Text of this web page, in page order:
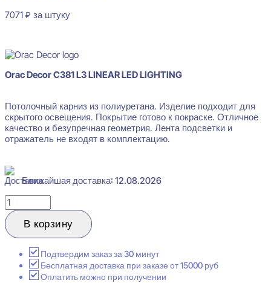
7071 ₽ за штуку
Orac Decor C381 L3 LINEAR LED LIGHTING
Потолочный карниз из полиуретана. Изделие подходит для
скрытого освещения. Покрытие готово к покраске. Отличное
качество и безупречная геометрия. Лента подсветки и
отражатель не входят в комплектацию.
Ближайшая доставка: 12.08.2026
Количество
товара
Orac
Decor
LINEAR
LED
В корзину
Подтвердим заказ за 30 минут
Бесплатная доставка при заказе от 15000 руб
Оплатить можно при получении